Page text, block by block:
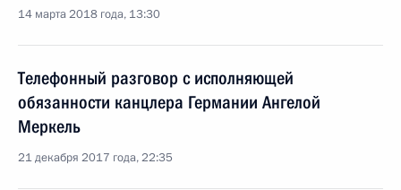
14 марта 2018 года, 13:30
Телефонный разговор с исполняющей
обязанности канцлера Германии Ангелой
Меркель
21 декабря 2017 года, 22:35